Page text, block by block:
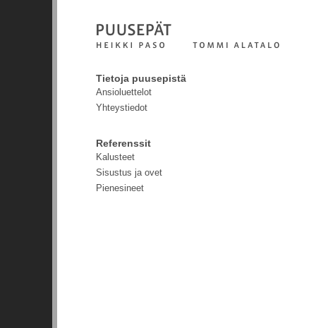
Tietoja puusepistä
Ansioluettelot
Yhteystiedot
Referenssit
Kalusteet
Sisustus ja ovet
Pienesineet